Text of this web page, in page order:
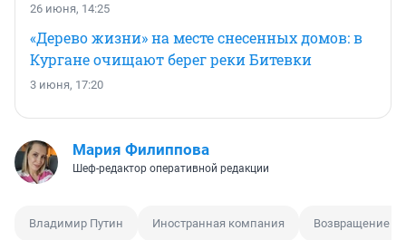
26 июня, 14:25
«Дерево жизни» на месте снесенных домов: в
Кургане очищают берег реки Битевки
3 июня, 17:20
Мария Филиппова
Шеф-редактор оперативной редакции
Владимир Путин Иностранная компания Возвращение